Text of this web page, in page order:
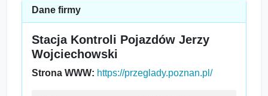
Dane firmy
Stacja Kontroli Pojazdów Jerzy
Wojciechowski
Strona WWW: https://przeglady.poznan.pl/